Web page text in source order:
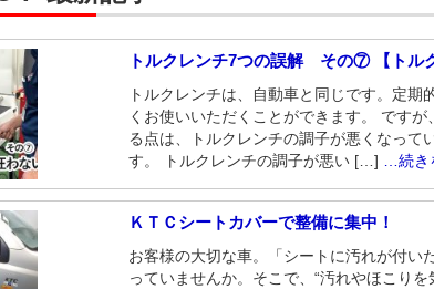
トルクレンチ7つの誤解 その⑦ 【トル
トルクレンチは、自動車と同じです。定期
くお使いいただくことができます。 です
る点は、トルクレンチの調子が悪くなって
す。 トルクレンチの調子が悪い […]
…続
ＫＴＣシートカバーで整備に集中！
お客様の大切な車。「シートに汚れが付い
っていませんか。そこで、“汚れやほこり